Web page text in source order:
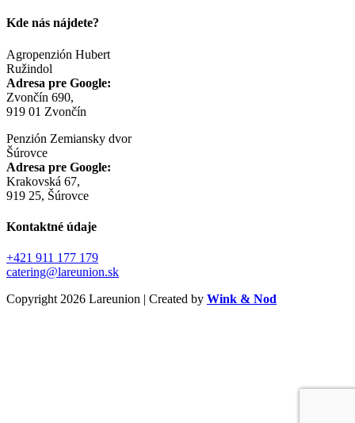
Kde nás nájdete?
Agropenzión Hubert
Ružindol
Adresa pre Google:
Zvončín 690,
919 01 Zvončín
Penzión Zemiansky dvor
Šúrovce
Adresa pre Google:
Krakovská 67,
919 25, Šúrovce
Kontaktné údaje
+421 911 177 179
catering@lareunion.sk
Copyright 2026 Lareunion | Created by Wink & Nod